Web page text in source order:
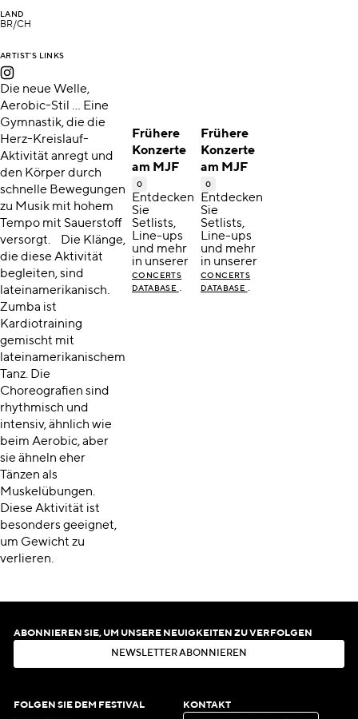
LAND
BR/CH
ARTIST'S LINKS
Die neue Welle,
Aerobic-Stil … Eine
Gymnastik, die die
Herz-Kreislauf-
Aktivität anregt und
den Körper durch
schnelle Bewegungen
zu Musik mit hohem
Tempo mit Sauerstoff
versorgt. Die Klänge,
die diese Aktivität
begleiten, sind
lateinamerikanisch.
Zumba ist
Kardiotraining
gemischt mit
lateinamerikanischem
Tanz. Die
Choreografien sind
rhythmisch und
intensiv, ähnlich wie
beim Aerobic, aber
sie ähneln eher
Tänzen als
Muskelübungen.
Diese Aktivität ist
besonders geeignet,
um Gewicht zu
verlieren.
Frühere
Konzerte
am MJF
0
Entdecken
Sie
Setlists,
Line-ups
und mehr
in unserer
CONCERTS
DATABASE .
Frühere
Konzerte
am MJF
0
Entdecken
Sie
Setlists,
Line-ups
und mehr
in unserer
CONCERTS
DATABASE .
ABONNIEREN SIE, UM UNSERE NEUIGKEITEN ZU VERFOLGEN
N EWSLET ERABON N EREN
FOLGEN SIE DEM FESTIVAL KONTAKT